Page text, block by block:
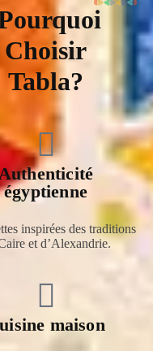
Choisir
Tabla?
Authenticité
égyptienne
inspirées des traditions
et d’Alexandrie.
maison